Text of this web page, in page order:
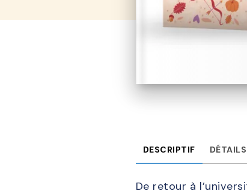
DESCRIPTIF DÉTAILS
De retour à